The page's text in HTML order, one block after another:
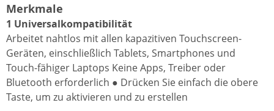
Merkmale
1 Universalkompatibilität
Arbeitet nahtlos mit allen kapazitiven Touchscreen-
Geräten, einschließlich Tablets, Smartphones und
Touch-fähiger Laptops Keine Apps, Treiber oder
Bluetooth erforderlich ● Drücken Sie einfach die obere
Taste, um zu aktivieren und zu erstellen